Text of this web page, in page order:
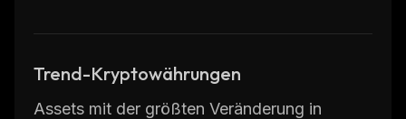
Trend-Kryptowährungen
Assets mit der größten Veränderung in